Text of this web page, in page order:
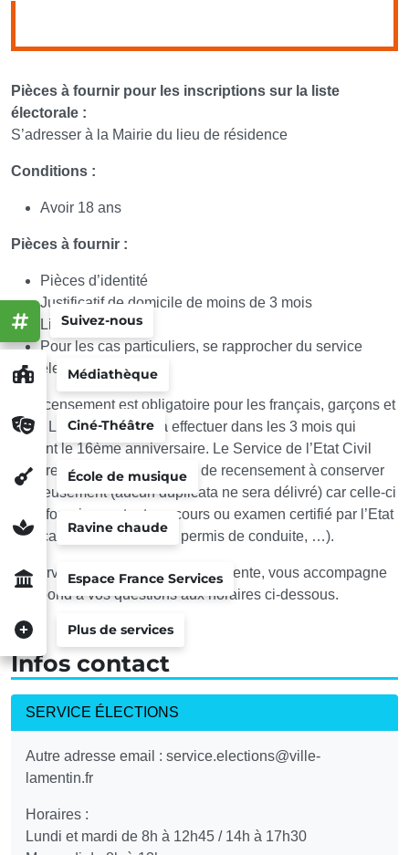
Médiathèque
Ciné-Théâtre
École de musique
Ravine chaude
Espace France Services
Plus de services
Suivez-nous
Pièces à fournir pour les inscriptions sur la liste
électorale :
S’adresser à la Mairie du lieu de résidence
Conditions :
Avoir 18 ans
Pièces à fournir :
Pièces d’identité
Justificatif de domicile de moins de 3 mois
Livret de famille
Pour les cas particuliers, se rapprocher du service
élections
Le recensement est obligatoire pour les français, garçons et
filles. La démarche est à effectuer dans les 3 mois qui
suivent le 16ème anniversaire. Le Service de l’Etat Civil
vous remettra une attestation de recensement à conserver
précieusement (aucun duplicata ne sera délivré) car celle-ci
est à fournir pour tout concours ou examen certifié par l’Etat
(Baccalauréat, BEP, CAP, permis de conduite, …).
Le service vous accueille, vous oriente, vous accompagne
et répond à vos questions aux horaires ci-dessous.
Infos contact
SERVICE ÉLECTIONS
Autre adresse email : service.elections@ville-
lamentin.fr
Horaires :
Lundi et mardi de 8h à 12h45 / 14h à 17h30